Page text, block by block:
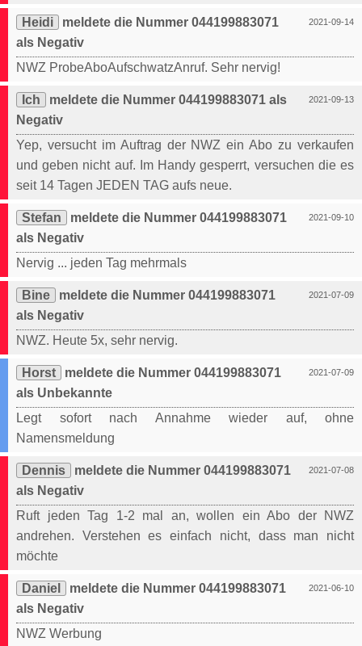
2021-09-14
Heidi
meldete die Nummer 044199883071
als Negativ
NWZ ProbeAboAufschwatzAnruf. Sehr nervig!
2021-09-13
Ich
meldete die Nummer 044199883071 als
Negativ
Yep, versucht im Auftrag der NWZ ein Abo zu verkaufen
und geben nicht auf. Im Handy gesperrt, versuchen die es
seit 14 Tagen JEDEN TAG aufs neue.
2021-09-10
Stefan
meldete die Nummer 044199883071
als Negativ
Nervig ... jeden Tag mehrmals
2021-07-09
Bine
meldete die Nummer 044199883071
als Negativ
NWZ. Heute 5x, sehr nervig.
2021-07-09
Horst
meldete die Nummer 044199883071
als Unbekannte
Legt sofort nach Annahme wieder auf, ohne
Namensmeldung
2021-07-08
Dennis
meldete die Nummer 044199883071
als Negativ
Ruft jeden Tag 1-2 mal an, wollen ein Abo der NWZ
andrehen. Verstehen es einfach nicht, dass man nicht
möchte
2021-06-10
Daniel
meldete die Nummer 044199883071
als Negativ
NWZ Werbung